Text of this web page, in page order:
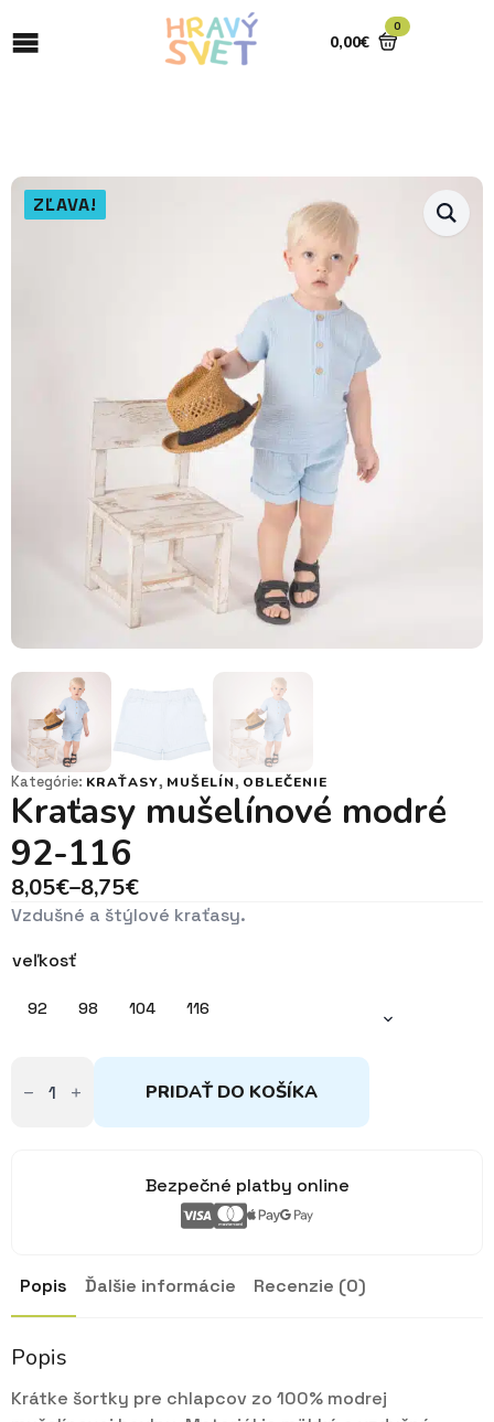
0,00€
0
ZĽAVA!
Kategórie: KRAŤASY, MUŠELÍN, OBLEČENIE
Kraťasy mušelínové modré
92-116
8,05€–8,75€
Price
range:
8,05€
8,75€
Vzdušné a štýlové kraťasy.
veľkosť
92 98 104 116
množstvo
Kraťasy
mušelínové PRIDAŤ DO KOŠÍKA
Bezpečné platby online
Popis Ďalšie informácie Recenzie (0)
Popis
Krátke šortky pre chlapcov zo 100% modrej